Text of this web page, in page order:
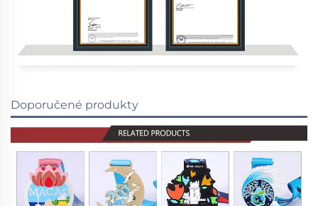
Doporučené produkty